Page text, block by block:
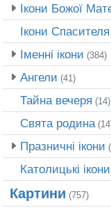
Ікони Божої
Ікони Спасителя
Іменні ікони (384)
Ангели (41)
Тайна вечеря (14)
Свята родина
Празничні ікони
Католицькі
Картини (757)